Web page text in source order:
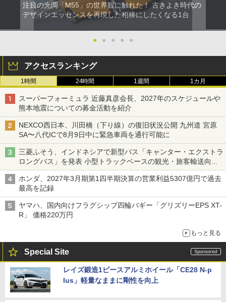
注目の光岡「M55」の世界観に触れた！ 古きよき時代の
デザインエッセンスを再現した相棒にしたくなる1台
● ● ● ● ●
アクセスランキング
1時間 24時間 1週間 1カ月
スーパーフォーミュラ 近藤真彦会長、2027年のスケジュールや
熊本地震についての募金活動を紹介
NEXCO西日本、川田橋（下り線）の復旧状況公開 九州道 宮原
SA〜八代ICで8月9日中に緊急車両を通行可能に
三菱ふそう、インドネシアで新型バス「キャンター・エクストラ
ロングバス」を発表 小型トラックベースの観光・旅客輸送向け
バス
ホンダ、2027年3月期第1四半期決算の営業利益5307億円で過去
最高を記録
ヤマハ、国内向けフラグシップ四輪バギー「グリズリーEPS XT-
R」 価格220万円
もっと見る
Special Site
レイズ鍛造1ピースアルミホイール「CE28 N-p
lus」軽量なままに剛性を向上